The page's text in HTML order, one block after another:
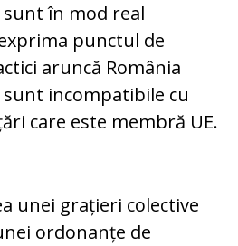
în mod real
punctul de
aruncă România
incompatibile cu
care este membră UE.
unei grațieri colective
ordonanțe de